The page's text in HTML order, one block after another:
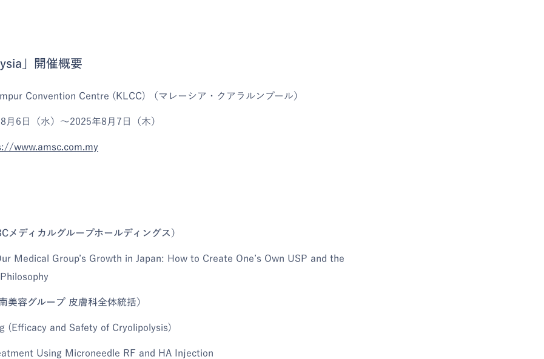
」開催概要
Convention Centre (KLCC) （マレーシア・クアラルンプール）
月6日（水）～2025年8月7日（木）
www.amsc.com.my
メディカルグループホールディングス）
Medical Group’s Growth in Japan: How to Create One’s Own USP and the
美容グループ 皮膚科全体統括）
(Efficacy and Safety of Cryolipolysis)
Using Microneedle RF and HA Injection